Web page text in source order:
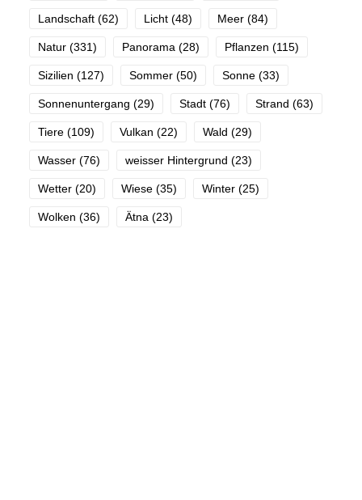
Landschaft (62) Licht (48) Meer (84)
Natur (331) Panorama (28) Pflanzen (115)
Sizilien (127) Sommer (50) Sonne (33)
Sonnenuntergang (29) Stadt (76) Strand (63)
Tiere (109) Vulkan (22) Wald (29)
Wasser (76) weisser Hintergrund (23)
Wetter (20) Wiese (35) Winter (25)
Wolken (36) Ätna (23)